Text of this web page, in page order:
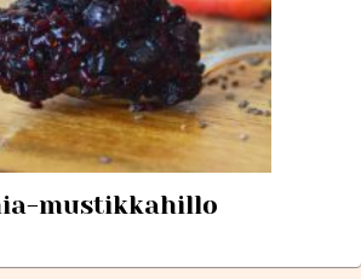
mustikkahillo